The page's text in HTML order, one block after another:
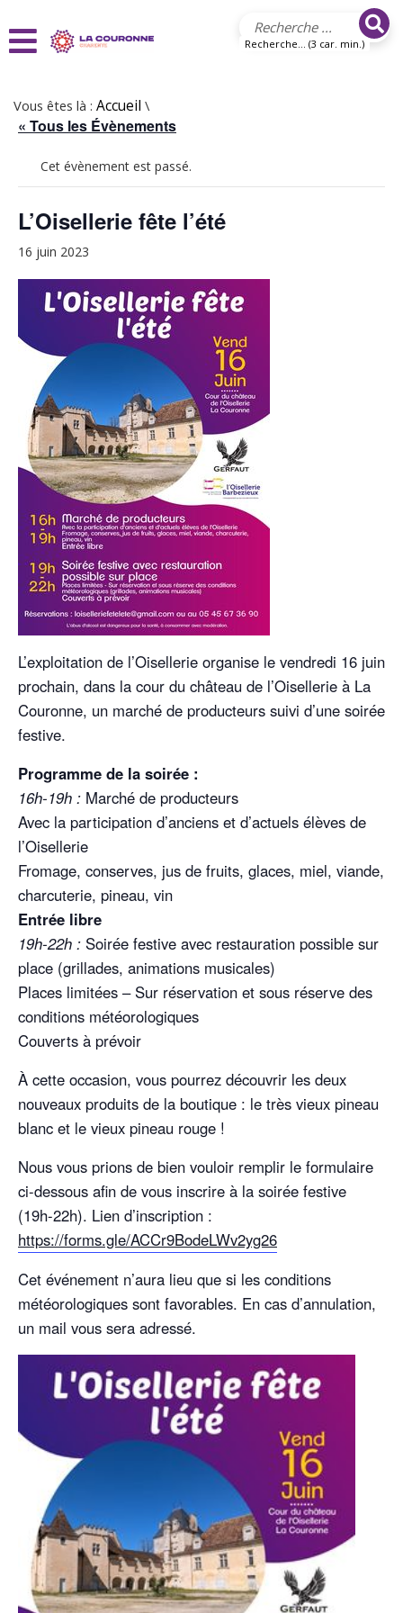
Recherche... (3 car. min.)
Vous êtes là : Accueil \
« Tous les Évènements
Cet évènement est passé.
L’Oisellerie fête l’été
16 juin 2023
L’exploitation de l’Oisellerie organise le vendredi 16 juin
prochain, dans la cour du château de l’Oisellerie à La
Couronne, un marché de producteurs suivi d’une soirée
festive.
Programme de la soirée :
16h-19h : Marché de producteurs
Avec la participation d’anciens et d’actuels élèves de
l’Oisellerie
Fromage, conserves, jus de fruits, glaces, miel, viande,
charcuterie, pineau, vin
Entrée libre
19h-22h : Soirée festive avec restauration possible sur
place (grillades, animations musicales)
Places limitées – Sur réservation et sous réserve des
conditions météorologiques
Couverts à prévoir
À cette occasion, vous pourrez découvrir les deux
nouveaux produits de la boutique : le très vieux pineau
blanc et le vieux pineau rouge !
Nous vous prions de bien vouloir remplir le formulaire
ci-dessous afin de vous inscrire à la soirée festive
(19h-22h). Lien d’inscription :
https://forms.gle/ACCr9BodeLWv2yg26
Cet événement n’aura lieu que si les conditions
météorologiques sont favorables. En cas d’annulation,
un mail vous sera adressé.